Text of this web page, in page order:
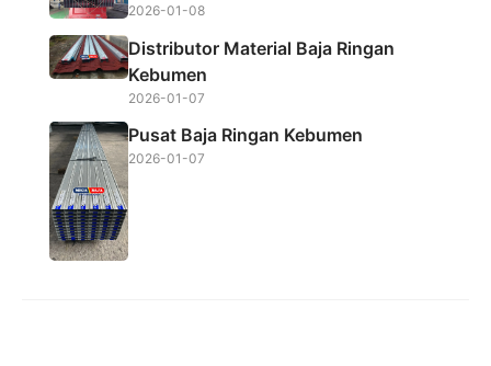
2026-01-08
Distributor Material Baja Ringan
Kebumen
2026-01-07
Pusat Baja Ringan Kebumen
2026-01-07